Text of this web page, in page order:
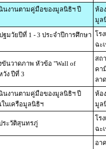
นงานตามคู่มือของมูลนิธิฯ ปี
ห้อ
มูล
มวัยปีที่ 1 - 3 ประจำปีการศึกษา โร
ฉะ
ขันวาดภาพ หัวข้อ "Wall of
วัง ปีที่ 3
สถ
คา
ลา
นงานตามคู่มือของมูลนิธิฯ ปี
ในเครือมูลนิธิฯ
ห้อ
มูล
ระวัติสุนทรภู่
โร
ฉะ
อา